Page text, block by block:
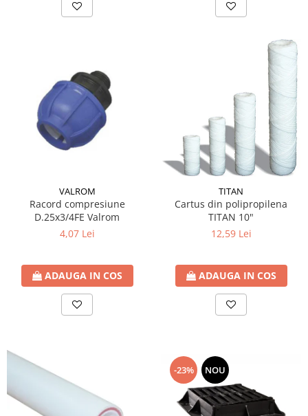
VALROM
Racord compresiune
D.25x3/4FE Valrom
4,07 Lei
ADAUGA IN COS
TITAN
Cartus din polipropilena
TITAN 10"
12,59 Lei
ADAUGA IN COS
-23% NOU